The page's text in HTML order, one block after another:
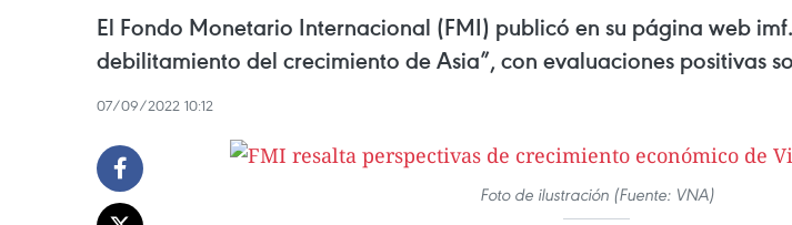
El Fondo Monetario Internacional (FMI) publicó en su página web
debilitamiento del crecimiento de Asia”, con evaluaciones positivas
07/09/2022 10:12
Foto de ilustración (Fuente: VNA)